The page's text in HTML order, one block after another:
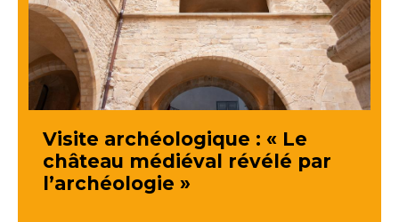
Visite archéologique : « Le
château médiéval révélé par
l’archéologie »